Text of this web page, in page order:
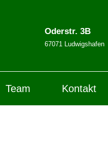
Oderstr. 3B
67071 Ludwigshafen
Team Kontakt